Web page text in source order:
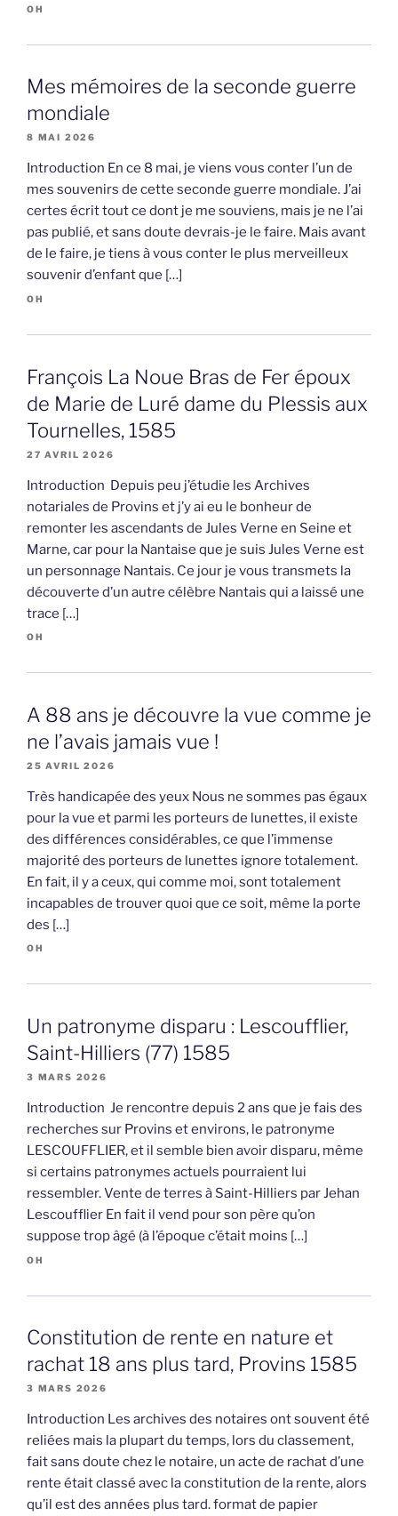
OH
Mes mémoires de la seconde guerre
mondiale
8 MAI 2026
Introduction En ce 8 mai, je viens vous conter l’un de
mes souvenirs de cette seconde guerre mondiale. J’ai
certes écrit tout ce dont je me souviens, mais je ne l’ai
pas publié, et sans doute devrais-je le faire. Mais avant
de le faire, je tiens à vous conter le plus merveilleux
souvenir d’enfant que […]
OH
François La Noue Bras de Fer époux
de Marie de Luré dame du Plessis aux
Tournelles, 1585
27 AVRIL 2026
Introduction Depuis peu j’étudie les Archives
notariales de Provins et j’y ai eu le bonheur de
remonter les ascendants de Jules Verne en Seine et
Marne, car pour la Nantaise que je suis Jules Verne est
un personnage Nantais. Ce jour je vous transmets la
découverte d’un autre célèbre Nantais qui a laissé une
trace […]
OH
A 88 ans je découvre la vue comme je
ne l’avais jamais vue !
25 AVRIL 2026
Très handicapée des yeux Nous ne sommes pas égaux
pour la vue et parmi les porteurs de lunettes, il existe
des différences considérables, ce que l’immense
majorité des porteurs de lunettes ignore totalement.
En fait, il y a ceux, qui comme moi, sont totalement
incapables de trouver quoi que ce soit, même la porte
des […]
OH
Un patronyme disparu : Lescoufflier,
Saint-Hilliers (77) 1585
3 MARS 2026
Introduction Je rencontre depuis 2 ans que je fais des
recherches sur Provins et environs, le patronyme
LESCOUFFLIER, et il semble bien avoir disparu, même
si certains patronymes actuels pourraient lui
ressembler. Vente de terres à Saint-Hilliers par Jehan
Lescoufflier En fait il vend pour son père qu’on
suppose trop âgé (à l’époque c’était moins […]
OH
Constitution de rente en nature et
rachat 18 ans plus tard, Provins 1585
3 MARS 2026
Introduction Les archives des notaires ont souvent été
reliées mais la plupart du temps, lors du classement,
fait sans doute chez le notaire, un acte de rachat d’une
rente était classé avec la constitution de la rente, alors
qu’il est des années plus tard. format de papier